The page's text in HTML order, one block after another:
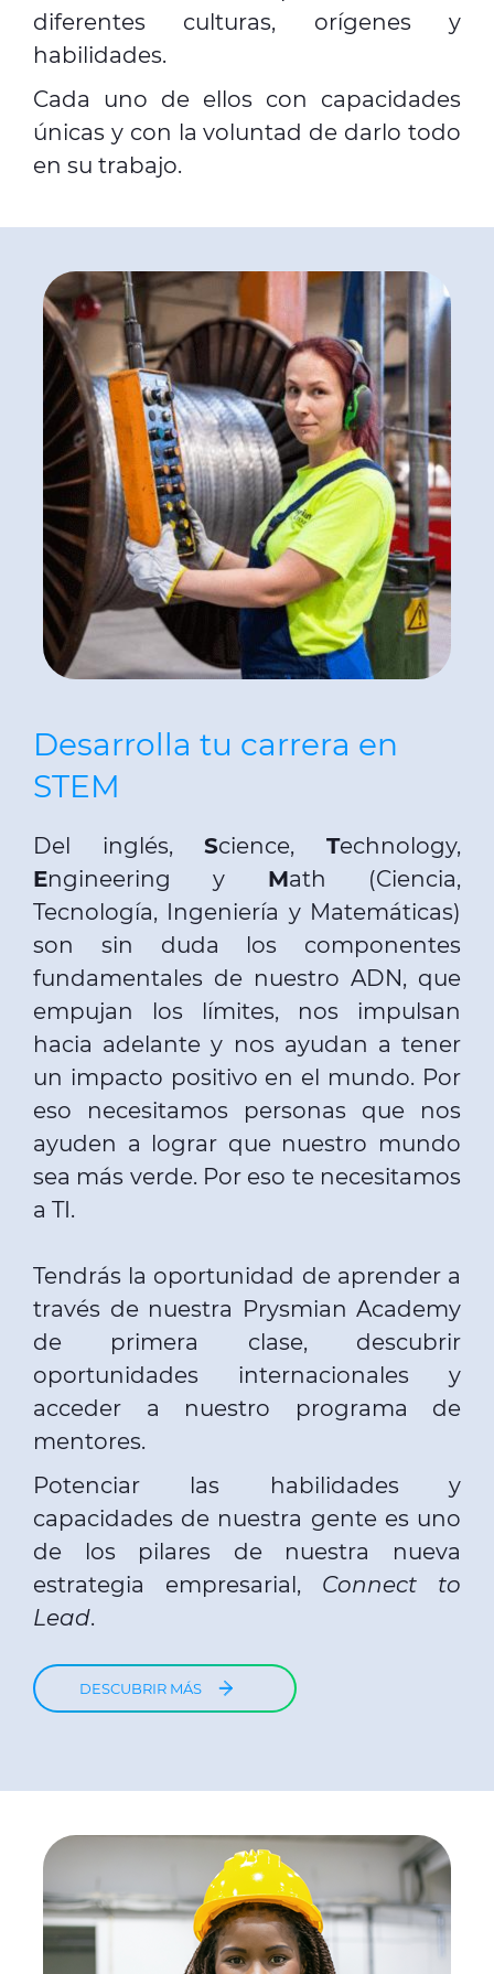
diferentes culturas, orígenes y
habilidades.
Cada uno de ellos con capacidades
únicas y con la voluntad de darlo todo
en su trabajo.
Desarrolla tu carrera en
STEM
Del inglés,Science,Technology,
Engineering y Math (Ciencia,
Tecnología, Ingeniería y Matemáticas)
son sin duda los componentes
fundamentales de nuestro ADN, que
empujan los límites, nos impulsan
hacia adelante y nos ayudan a tener
un impacto positivo en el mundo. Por
eso necesitamos personas que nos
ayuden a lograr que nuestro mundo
sea más verde. Por eso te necesitamos
a TI.
Tendrás la oportunidad de aprender a
través de nuestra Prysmian Academy
de primera clase, descubrir
oportunidades internacionales y
acceder a nuestro programa de
mentores.
Potenciar las habilidades y
capacidades de nuestra gente es uno
de los pilares de nuestra nueva
estrategia empresarial, Connect to
Lead.
DESCUBRIR MÁS